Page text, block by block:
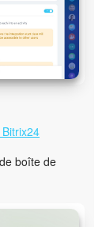
boîte de